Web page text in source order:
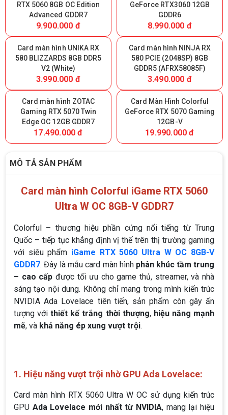
RTX 5060 8GB OC Edition
Advanced GDDR7
9.900.000 đ
GeForce RTX3060 12GB
GDDR6
8.990.000 đ
Card màn hình UNIKA RX
580 BLIZZARDS 8GB DDR5
V2 (White)
3.990.000 đ
Card màn hình NINJA RX
580 PCIE (2048SP) 8GB
GDDR5 (AFRX58085F)
3.490.000 đ
Card màn hình ZOTAC
Gaming RTX 5070 Twin
Edge OC 12GB GDDR7
17.490.000 đ
Card Màn Hình Colorful
GeForce RTX 5070 Gaming
12GB-V
19.990.000 đ
MÔ TẢ SẢN PHẨM
Card màn hình Colorful iGame RTX 5060
Ultra W OC 8GB-V GDDR7
Colorful – thương hiệu phần cứng nổi tiếng từ Trung
Quốc – tiếp tục khẳng định vị thế trên thị trường gaming
với siêu phẩm iGame RTX 5060 Ultra W OC 8GB-V
GDDR7. Đây là mẫu card màn hình phân khúc tầm trung
– cao cấp được tối ưu cho game thủ, streamer, và nhà
sáng tạo nội dung. Không chỉ mang trong mình kiến trúc
NVIDIA Ada Lovelace tiên tiến, sản phẩm còn gây ấn
tượng vớithiết kế trắng thời thượng, hiệu năng mạnh
mẽ, và khả năng ép xung vượt trội.
1. Hiệu năng vượt trội nhờ GPU Ada Lovelace:
Card màn hình RTX 5060 Ultra W OC sử dụng kiến trúc
GPU Ada Lovelace mới nhất từ NVIDIA, mang lại hiệu